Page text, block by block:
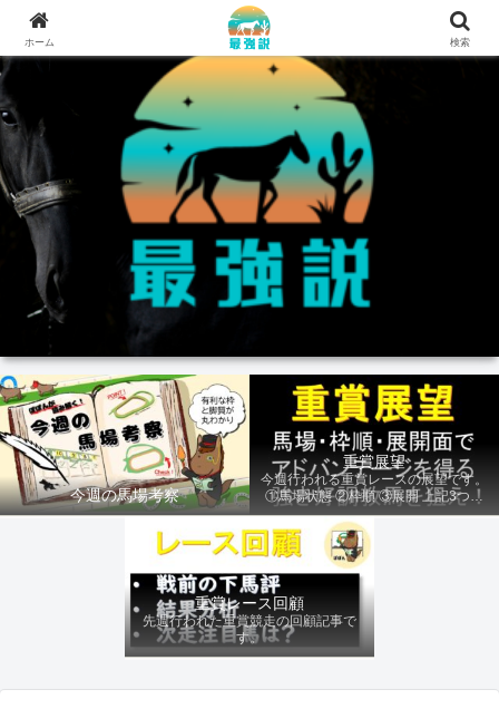
今週の馬場考察
重賞展望
今週行われる重賞レースの展望です。
①馬場状態 ②枠順 ③展開 上記3つの
ファクターから有利にレースを運べる
馬を導き、追い切りの動きを加味して
最終評価を下します。
重賞レース回顧
先週行われた重賞競走の回顧記事で
す。
ホーム 検索